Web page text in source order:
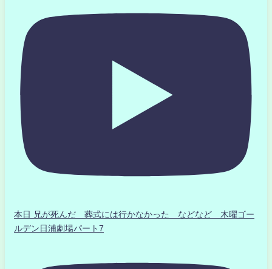
本日 兄が死んだ 葬式には行かなかった などなど 木曜ゴー
ルデン日浦劇場パート7